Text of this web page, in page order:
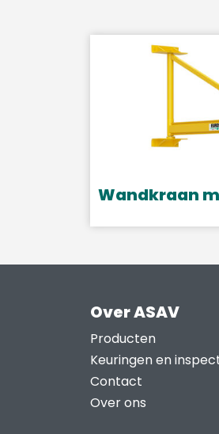
Wandkraan
Over ASAV
Producten
Keuringen en
Contact
Over ons